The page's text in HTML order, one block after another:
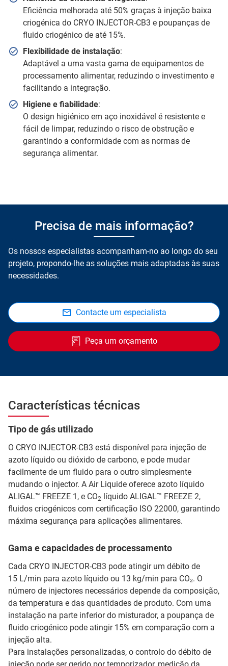
Eficiência melhorada até 50% graças à injeção baixa
criogénica do CRYO INJECTOR-CB3 e poupanças de
fluido criogénico de até 15%.
Flexibilidade de instalação:
Adaptável a uma vasta gama de equipamentos de
processamento alimentar, reduzindo o investimento e
facilitando a integração.
Higiene e fiabilidade:
O design higiénico em aço inoxidável é resistente e
fácil de limpar, reduzindo o risco de obstrução e
garantindo a conformidade com as normas de
segurança alimentar.
Precisa de mais informação?
Os nossos especialistas acompanham-no ao longo do seu
projeto, propondo-lhe as soluções mais adaptadas às suas
necessidades.
Contacte um especialista
Peça um orçamento
Características técnicas
Tipo de gás utilizado
O CRYO INJECTOR-CB3 está disponível para injeção de
azoto líquido ou dióxido de carbono, e pode mudar
facilmente de um fluido para o outro simplesmente
mudando o injector. A Air Liquide oferece azoto líquido
ALIGAL™ FREEZE 1, e CO2 líquido ALIGAL™ FREEZE 2,
fluidos criogénicos com certificação ISO 22000, garantindo
máxima segurança para aplicações alimentares.
Gama e capacidades de processamento
Cada CRYO INJECTOR-CB3 pode atingir um débito de
15 L/min para azoto líquido ou 13 kg/min para CO₂. O
número de injectores necessários depende da composição,
da temperatura e das quantidades de produto. Com uma
instalação na parte inferior do misturador, a poupança de
fluido criogénico pode atingir 15% em comparação com a
injeção alta.
Para instalações personalizadas, o controlo do débito de
injeção pode ser gerido por temporizador, medição da